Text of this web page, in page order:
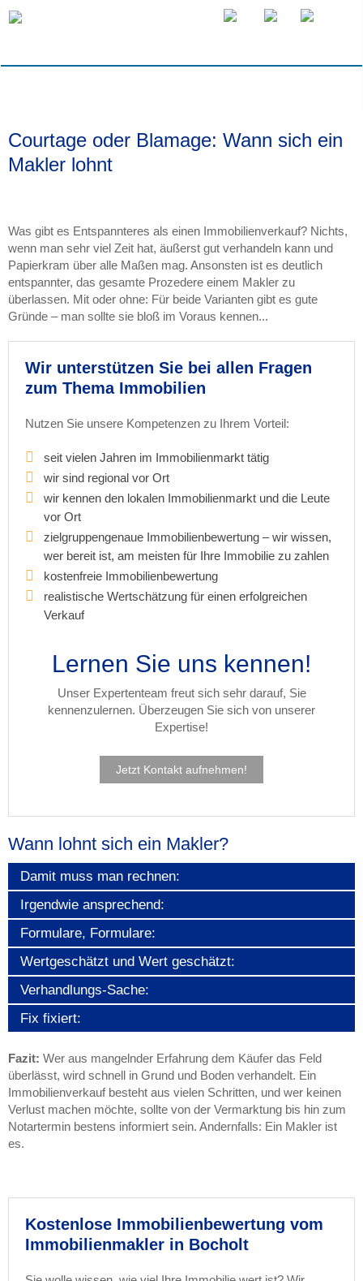
Courtage oder Blamage: Wann sich ein
Makler lohnt
Was gibt es Entspannteres als einen Immobilienverkauf? Nichts,
wenn man sehr viel Zeit hat, äußerst gut verhandeln kann und
Papierkram über alle Maßen mag. Ansonsten ist es deutlich
entspannter, das gesamte Prozedere einem Makler zu
überlassen. Mit oder ohne: Für beide Varianten gibt es gute
Gründe – man sollte sie bloß im Voraus kennen...
Wir unterstützen Sie bei allen Fragen
zum Thema Immobilien
Nutzen Sie unsere Kompetenzen zu Ihrem Vorteil:
seit vielen Jahren im Immobilienmarkt tätig
wir sind regional vor Ort
wir kennen den lokalen Immobilienmarkt und die Leute
vor Ort
zielgruppengenaue Immobilienbewertung – wir wissen,
wer bereit ist, am meisten für Ihre Immobilie zu zahlen
kostenfreie Immobilienbewertung
realistische Wertschätzung für einen erfolgreichen
Verkauf
Lernen Sie uns kennen!
Unser Expertenteam freut sich sehr darauf, Sie
kennenzulernen. Überzeugen Sie sich von unserer
Expertise!
Jetzt Kontakt aufnehmen!
Wann lohnt sich ein Makler?
Damit muss man rechnen:
Irgendwie ansprechend:
Formulare, Formulare:
Wertgeschätzt und Wert geschätzt:
Verhandlungs-Sache:
Fix fixiert:
Fazit: Wer aus mangelnder Erfahrung dem Käufer das Feld
überlässt, wird schnell in Grund und Boden verhandelt. Ein
Immobilienverkauf besteht aus vielen Schritten, und wer keinen
Verlust machen möchte, sollte von der Vermarktung bis hin zum
Notartermin bestens informiert sein. Andernfalls: Ein Makler ist
es.
Kostenlose Immobilienbewertung vom
Immobilienmakler in Bocholt